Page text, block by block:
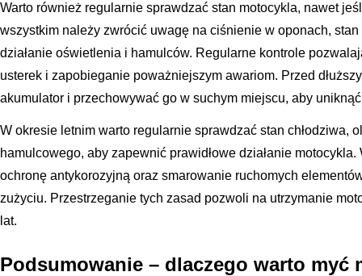
Warto również regularnie sprawdzać stan motocykla, nawet
wszystkim należy zwrócić uwagę na ciśnienie w oponach, stan
działanie oświetlenia i hamulców. Regularne kontrole
usterek i zapobieganie poważniejszym awariom. Przed
akumulator i przechowywać go w suchym miejscu, aby
W okresie letnim warto regularnie sprawdzać stan chłodziwa,
hamulcowego, aby zapewnić prawidłowe działanie
ochronę antykorozyjną oraz smarowanie ruchomych
zużyciu. Przestrzeganie tych zasad pozwoli na utrzymanie
lat.
Podsumowanie – dlaczego warto myć